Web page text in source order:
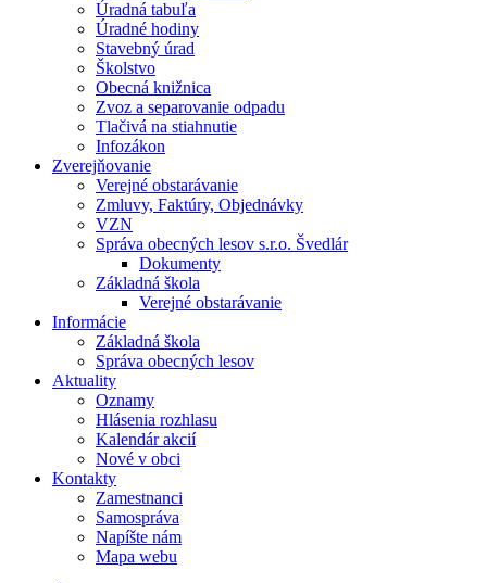
Úradná tabuľa
Úradné hodiny
Stavebný úrad
Školstvo
Obecná knižnica
Zvoz a separovanie odpadu
Tlačivá na stiahnutie
Infozákon
Zverejňovanie
Verejné obstarávanie
Zmluvy, Faktúry, Objednávky
VZN
Správa obecných lesov s.r.o. Švedlár
Dokumenty
Základná škola
Verejné obstarávanie
Informácie
Základná škola
Správa obecných lesov
Aktuality
Oznamy
Hlásenia rozhlasu
Kalendár akcií
Nové v obci
Kontakty
Zamestnanci
Samospráva
Napíšte nám
Mapa webu